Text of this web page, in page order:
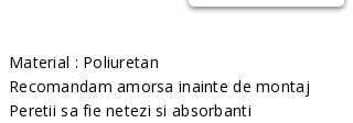
Material : Poliuretan
Recomandam amorsa inainte de montaj
Peretii sa fie netezi si absorbanti